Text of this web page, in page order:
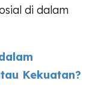
di dalam
Kekuatan?